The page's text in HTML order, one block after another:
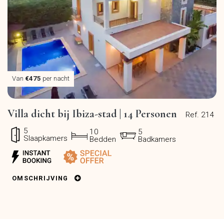
Van €475 per nacht
Ref. 214
Villa dicht bij Ibiza-stad | 14 Personen
5
Slaapkamers
10
Bedden
5
Badkamers
OMSCHRIJVING